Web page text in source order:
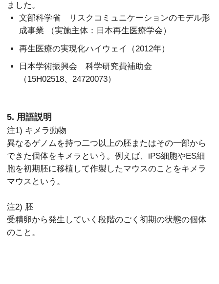
ました。
文部科学省 リスクコミュニケーションのモデル形
成事業 （実施主体：日本再生医療学会）
再生医療の実現化ハイウェイ（2012年）
日本学術振興会 科学研究費補助金
（15H02518、24720073）
5. 用語説明
注1) キメラ動物
異なるゲノムを持つ二つ以上の胚またはその一部から
できた個体をキメラという。例えば、iPS細胞やES細
胞を初期胚に移植して作製したマウスのことをキメラ
マウスという。
注2) 胚
受精卵から発生していく段階のごく初期の状態の個体
のこと。